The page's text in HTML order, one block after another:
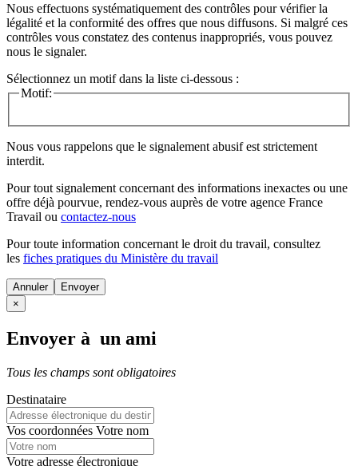
Nous effectuons systématiquement des contrôles pour vérifier la
légalité et la conformité des offres que nous diffusons. Si malgré ces
contrôles vous constatez des contenus inappropriés, vous pouvez
nous le signaler.
Sélectionnez un motif dans la liste ci-dessous :
Motif:
Nous vous rappelons que le signalement abusif est strictement
interdit.
Pour tout signalement concernant des informations inexactes ou une
offre déjà pourvue, rendez-vous auprès de votre agence France
Travail ou contactez-nous
Pour toute information concernant le droit du travail, consultez
les fiches pratiques du Ministère du travail
Annuler
×
Envoyer à un ami
Tous les champs sont obligatoires
Destinataire
Vos coordonnées Votre nom
Votre adresse électronique